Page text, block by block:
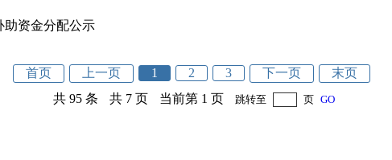
助资金分配公示
首页 上一页 1 2 3 下一页
末页
共 95 条
共 7 页 当前第 1 页 跳转至 页 GO